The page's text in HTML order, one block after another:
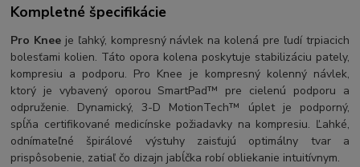
Kompletné špecifikácie
Pro Knee je ľahký, kompresný návlek na kolená pre ľudí trpiacich
bolesťami kolien. Táto opora kolena poskytuje stabilizáciu pately,
kompresiu a podporu. Pro Knee je kompresný kolenný návlek,
ktorý je vybavený oporou SmartPad™ pre cielenú podporu a
odpruženie. Dynamický, 3-D MotionTech™ úplet je podporný,
spĺňa certifikované medicínske požiadavky na kompresiu. Ľahké,
odnímateľné špirálové výstuhy zaisťujú optimálny tvar a
prispôsobenie, zatiaľ čo dizajn jabĺčka robí obliekanie intuitívnym.